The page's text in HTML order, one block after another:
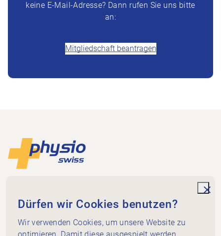
keine E-Mail-Adresse? Dann rufen Sie uns bitte
an:
Mitgliedschaft beantragen
Footer
Dammweg 3
3013 Bern
+41 58 255 36 00
info@physioswiss.ch
Dürfen wir Cookies benutzen?
Wir verwenden Cookies, um unsere Website zu